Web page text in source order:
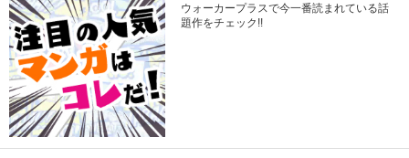
ウォーカープラスで今一番読まれている話
題作をチェック!!